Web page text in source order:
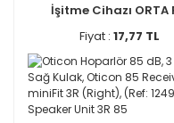
İşitme Cihazı ORTA
Fiyat :17,77 TL